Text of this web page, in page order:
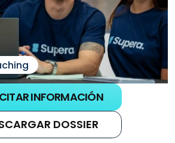
INFORMACIÓN
DOSSIER